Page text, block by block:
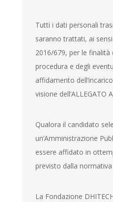
Tutti i dati personali
saranno trattati, ai
2016/679, per le finalità
procedura e degli
affidamento
visione dell’ALLEGATO
Qualora il candidato
un’Amministrazione
essere affidato in
previsto dalla
La Fondazione